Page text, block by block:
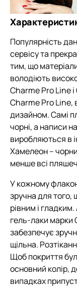
Популярність
сервісу та
тим, що
володіють
Charme Pro Line
Charme Pro Line,
дизайном. Самі
чорні, а написи
виробляються в
Хамелеон –
менше всі
У кожному
зручна для
рівним і
гель-лаки марки
забезпечує
щільна.
Щоб покриття
основний колір,
випадках